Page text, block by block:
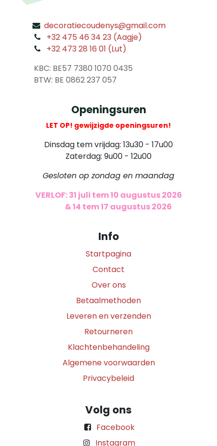
decoratiecoudenys@gmail.com
+32 475 46 34 23 (Aagje)
+32 473 28 16 01 (Lut)
KBC: BE57 7380 1070 0435
​ BTW: BE 0862 237 057
Openingsuren
LET OP! gewijzigde openingsuren!
Dinsdag tem vrijdag: 13u30 - 17u00
Zaterdag: 9u00 - 12u00
Gesloten op zondag en maandag
VERLOF: 31 juli tem 10 augustus 2026
& 14 tem 17 augustus 2026
Info
Startpagina
Contact
Over ons
Betaalmethoden
Leveren en verzenden
Retourneren
Klachtenbehandeling
Algemene voorwaarden
Privacybeleid
Volg ons
Facebook
Instagram